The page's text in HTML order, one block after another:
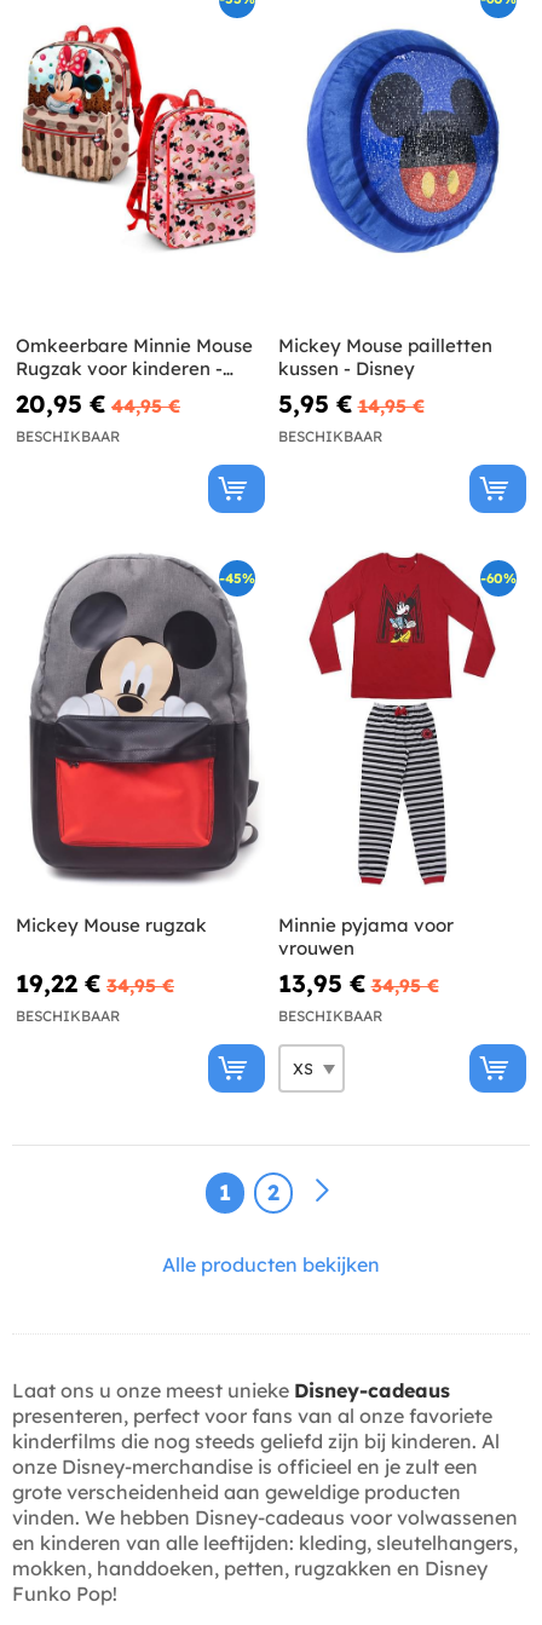
Omkeerbare Minnie Mouse
Rugzak voor kinderen -
Disney
20,95 € 44,95 €
BESCHIKBAAR
Mickey Mouse pailletten
kussen - Disney
5,95 € 14,95 €
BESCHIKBAAR
-45%
Mickey Mouse rugzak
19,22 € 34,95 €
BESCHIKBAAR
-60%
Minnie pyjama voor
vrouwen
13,95 € 34,95 €
BESCHIKBAAR
1 2
Alle producten bekijken
Laat ons u onze meest unieke Disney-cadeaus
presenteren, perfect voor fans van al onze favoriete
kinderfilms die nog steeds geliefd zijn bij kinderen. Al
onze Disney-merchandise is officieel en je zult een
grote verscheidenheid aan geweldige producten
vinden. We hebben Disney-cadeaus voor volwassenen
en kinderen van alle leeftijden: kleding, sleutelhangers,
mokken, handdoeken, petten, rugzakken en Disney
Funko Pop!